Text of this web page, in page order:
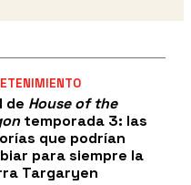
de House of the
temporada 3: las
que podrían
para siempre la
Targaryen